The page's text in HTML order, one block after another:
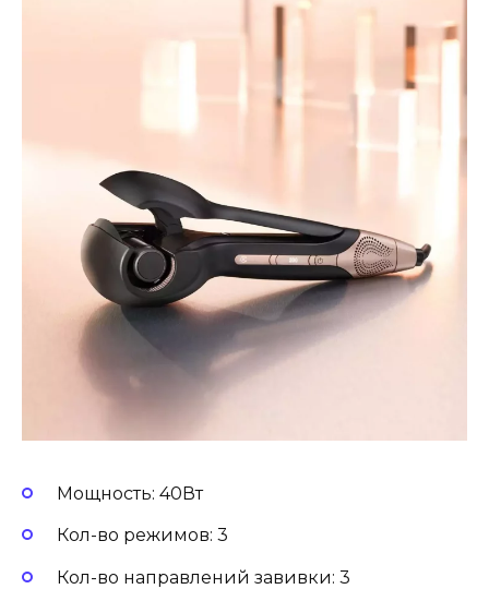
Мощность: 40Вт
Кол-во режимов: 3
Кол-во направлений завивки: 3